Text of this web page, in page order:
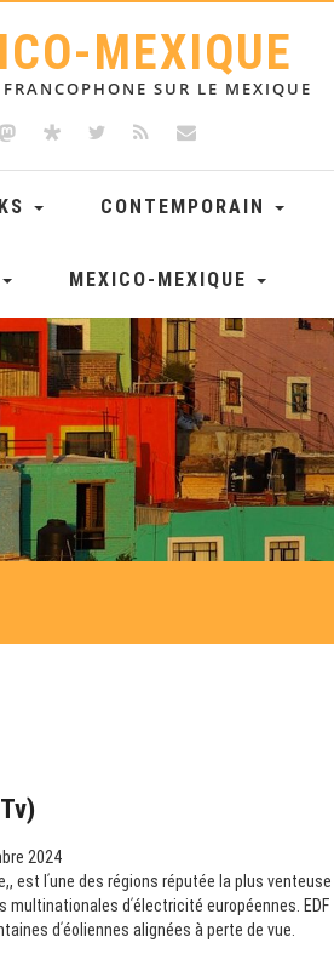
MEXIQUE
SUR LE MEXIQUE
CONTEMPORAIN
MEXICO-MEXIQUE
2024
est lʹune des régions réputée la plus venteuse
multinationales dʹélectricité européennes. EDF
dʹéoliennes alignées à perte de vue.